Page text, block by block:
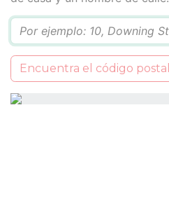
Encuentra el código postal